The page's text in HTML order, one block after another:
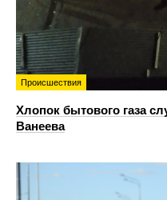
Происшествия
Хлопок бытового газа
Ванеева